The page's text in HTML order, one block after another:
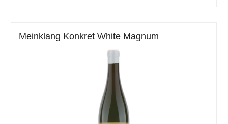
Meinklang Konkret White Magnum